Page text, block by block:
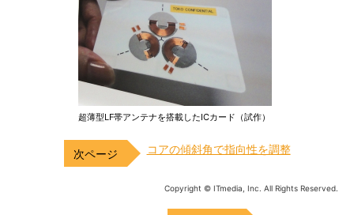
超薄型LF帯アンテナを搭載したICカード（試作）
コアの傾斜角で指向性を調整
Copyright © ITmedia, Inc. All Rights Reserved.